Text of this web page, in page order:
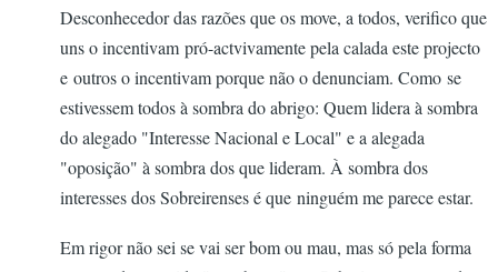
Desconhecedor das razões que os move, a todos, verifico que
uns o incentivam pró-actvivamente pela calada este projecto
e outros o incentivam porque não o denunciam. Como se
estivessem todos à sombra do abrigo: Quem lidera à sombra
do alegado "Interesse Nacional e Local" e a alegada
"oposição" à sombra dos que lideram. À sombra dos
interesses dos Sobreirenses é que ninguém me parece estar.
Em rigor não sei se vai ser bom ou mau, mas só pela forma